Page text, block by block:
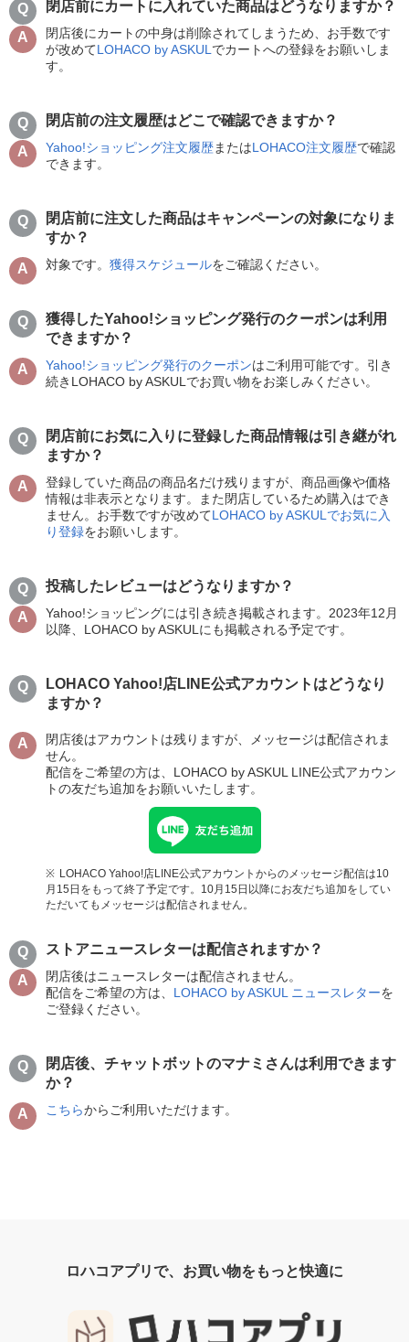
閉店前にカートに入れていた商品はどうなりますか？
閉店後にカートの中身は削除されてしまうため、お手数です
が改めてLOHACO by ASKUL でカートへの登録をお願いしま
す。
閉店前の注文履歴はどこで確認できますか？
Yahoo!ショッピング注文履歴またはLOHACO注文履歴で確認
できます。
閉店前に注文した商品はキャンペーンの対象になりま
すか？
対象です。 獲得スケジュールをご確認ください。
獲得したYahoo!ショッピング発行のクーポンは利用
できますか？
Yahoo!ショッピング発行のクーポンはご利用可能です。引き
続きLOHACO by ASKULでお買い物をお楽しみください。
閉店前にお気に入りに登録した商品情報は引き継がれ
ますか？
登録していた商品の商品名だけ残りますが、商品画像や価格
情報は非表示となります。また閉店しているため購入はでき
ません。お手数ですが改めてLOHACO by ASKULでお気に入
り登録をお願いします。
投稿したレビューはどうなりますか？
Yahoo!ショッピングには引き続き掲載されます。2023年12月
以降、LOHACO by ASKULにも掲載される予定です。
LOHACO Yahoo!店LINE公式アカウントはどうなり
ますか？
閉店後はアカウントは残りますが、メッセージは配信されま
せん。
配信をご希望の方は、LOHACO by ASKUL LINE公式アカウン
トの友だち追加をお願いいたします。
LOHACO Yahoo!店LINE公式アカウントからのメッセージ配信は10
月15日をもって終了予定です。10月15日以降にお友だち追加をしてい
ただいてもメッセージは配信されません。
ストアニュースレターは配信されますか？
閉店後はニュースレターは配信されません。
配信をご希望の方は、 LOHACO by ASKUL ニュースレターを
ご登録ください。
閉店後、チャットボットのマナミさんは利用できます
か？
こちらからご利用いただけます。
ロハコアプリで、お買い物をもっと快適に